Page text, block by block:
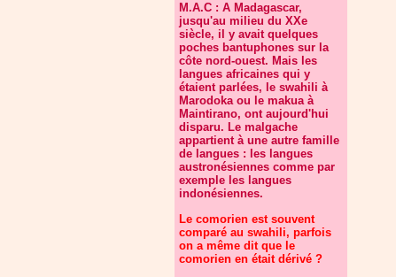
M.A.C : A Madagascar,
jusqu'au milieu du XXe
siècle, il y avait quelques
poches bantuphones sur la
côte nord-ouest. Mais les
langues africaines qui y
étaient parlées, le swahili à
Marodoka ou le makua à
Maintirano, ont aujourd'hui
disparu. Le malgache
appartient à une autre famille
de langues : les langues
austronésiennes comme par
exemple les langues
indonésiennes.
Le comorien est souvent
comparé au swahili, parfois
on a même dit que le
comorien en était dérivé ?